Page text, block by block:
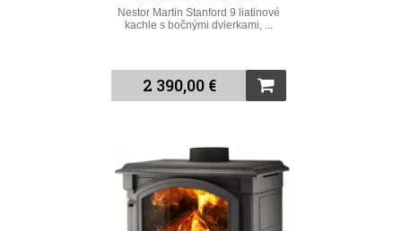
Nestor Martin Stanford 9 liatinové
kachle s bočnými dvierkami, ...
2 390,00 €